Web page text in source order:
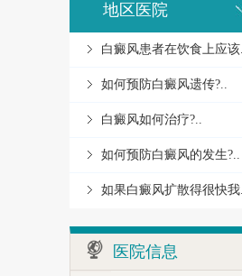
地区医院
白癜风患者在饮食上应该
如何预防白癜风遗传?..
白癜风如何治疗?..
如何预防白癜风的发生?..
如果白癜风扩散得很快我
医院信息